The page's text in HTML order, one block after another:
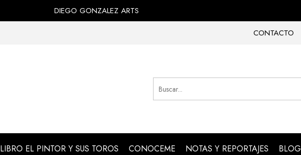
DIEGO GONZALEZ ARTS
CONTACTO
LIBRO EL PINTOR Y SUS TOROS CONOCEME NOTAS Y REPORTAJES BLOG